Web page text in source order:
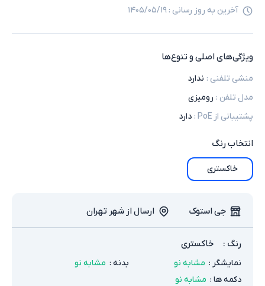
آخرین به روز رسانی : ۱۴۰۵/۰۵/۱۹
ویژگی‌های اصلی و تنوع‌ها
منشی تلفنی : ندارد
مدل تلفن : رومیزی
پشتیبانی از PoE
: دارد
انتخابرنگ
خاکستری
جی استوک ارسال از شهر تهران
رنگ : خاکستری
نمایشگر : مشابه نو بدنه : مشابه نو
دکمه ها : مشابه نو